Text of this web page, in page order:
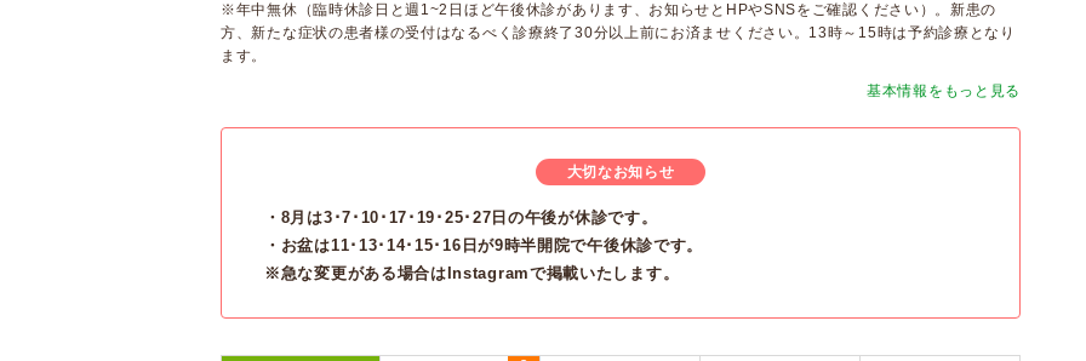
※年中無休（臨時休診日と週1~2日ほど午後休診があります、お知らせとHPやSNSをご確認ください）。新患の
方、新たな症状の患者様の受付はなるべく診療終了30分以上前にお済ませください。13時～15時は予約診療となり
ます。
基本情報をもっと見る
大切なお知らせ
・8月は3･7･10･17･19･25･27日の午後が休診です。
・お盆は11･13･14･15･16日が9時半開院で午後休診です。
※急な変更がある場合はInstagramで掲載いたします。